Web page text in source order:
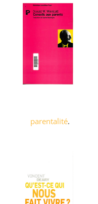
parentalité.